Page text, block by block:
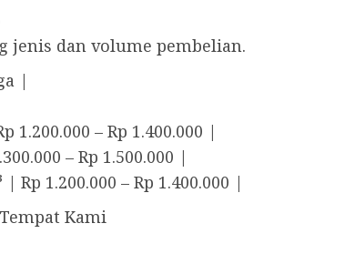
jenis dan volume pembelian.
|
– Rp 1.400.000 |
– Rp 1.500.000 |
1.200.000 – Rp 1.400.000 |
Kami